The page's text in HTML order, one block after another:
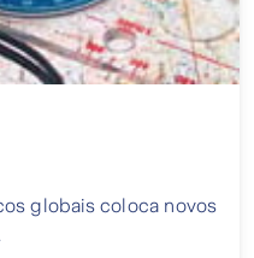
globais coloca novos